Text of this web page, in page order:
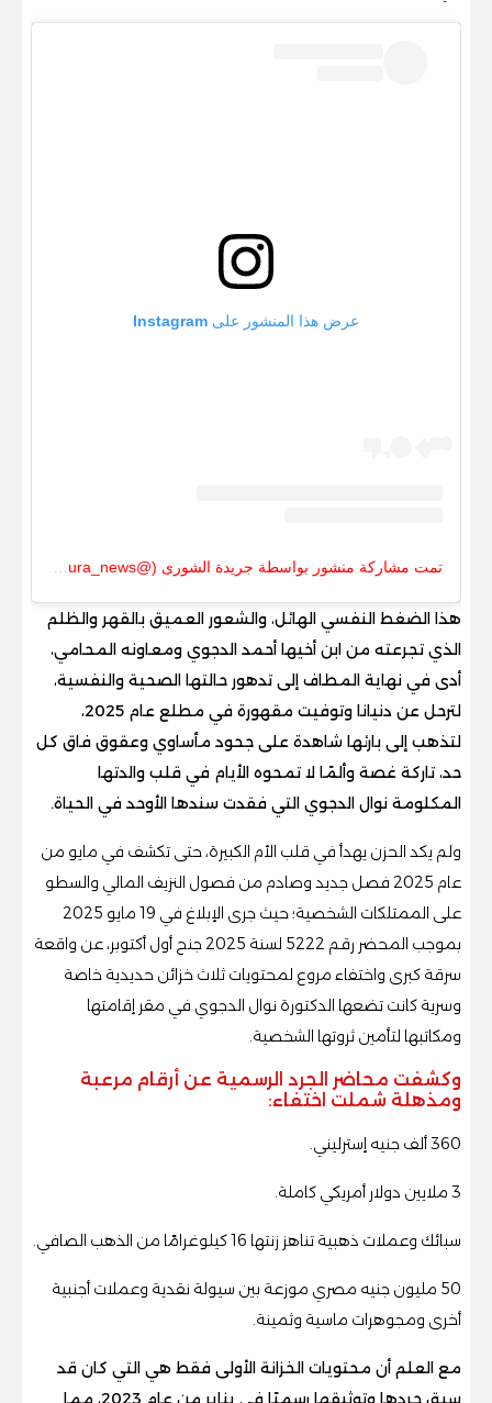
عرض هذا المنشور على Instagram
تمت مشاركة منشور بواسطة ‏‎جريدة الشورى‎‏ (@‏‎alshoura_news‎‏)
هذا الضغط النفسي الهائل، والشعور العميق بالقهر والظلم
الذي تجرعته من ابن أخيها أحمد الدجوي ومعاونه المحامي،
أدى في نهاية المطاف إلى تدهور حالتها الصحية والنفسية،
لترحل عن دنيانا وتوفيت مقهورة في مطلع عام 2025،
لتذهب إلى بارئها شاهدة على جحود مأساوي وعقوق فاق كل
حد، تاركة غصة وألمًا لا تمحوه الأيام في قلب والدتها
المكلومة نوال الدجوي التي فقدت سندها الأوحد في الحياة.
ولم يكد الحزن يهدأ في قلب الأم الكبيرة، حتى تكشف في مايو من
عام 2025 فصل جديد وصادم من فصول النزيف المالي والسطو
على الممتلكات الشخصية؛ حيث جرى الإبلاغ في 19 مايو 2025
بموجب المحضر رقم 5222 لسنة 2025 جنح أول أكتوبر، عن واقعة
سرقة كبرى واختفاء مروع لمحتويات ثلاث خزائن حديدية خاصة
وسرية كانت تضعها الدكتورة نوال الدجوي في مقر إقامتها
ومكاتبها لتأمين ثروتها الشخصية.
وكشفت محاضر الجرد الرسمية عن أرقام مرعبة
ومذهلة شملت اختفاء:
360 ألف جنيه إسترليني.
3 ملايين دولار أمريكي كاملة.
سبائك وعملات ذهبية تناهز زنتها 16 كيلوغرامًا من الذهب الصافي.
50 مليون جنيه مصري موزعة بين سيولة نقدية وعملات أجنبية
أخرى ومجوهرات ماسية وثمينة.
مع العلم أن محتويات الخزانة الأولى فقط هي التي كان قد
سبق جردها وتوثيقها رسميًا في يناير من عام 2023، مما